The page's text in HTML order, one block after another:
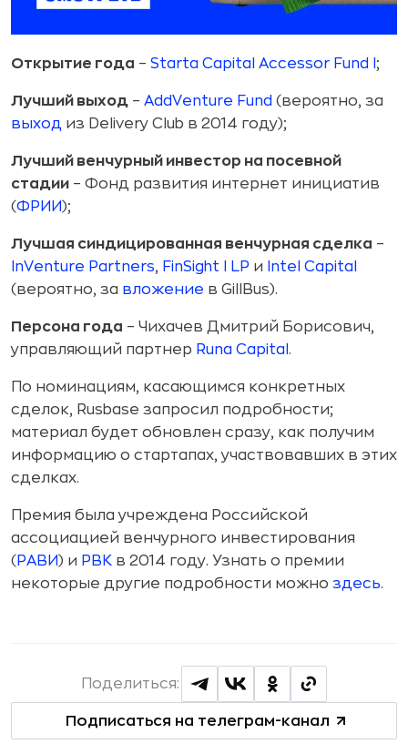
Открытие года – Starta Capital Accessor Fund I ;
Лучший выход – AddVenture Fund (вероятно, за
выход из Delivery Club в 2014 году);
Лучший венчурный инвестор на посевной
стадии – Фонд развития интернет инициатив
(ФРИИ);
Лучшая синдицированная венчурная сделка –
InVenture Partners, FinSight I LP и
Intel Capital
(вероятно, за вложение в GillBus).
Персона года – Чихачев Дмитрий Борисович,
управляющий партнер Runa Capital .
По номинациям, касающимся конкретных
сделок, Rusbase запросил подробности;
материал будет обновлен сразу, как получим
информацию о стартапах, участвовавших в этих
сделках.
Премия была учреждена Российской
ассоциацией венчурного инвестирования
( РАВИ) и РВК в 2014 году. Узнать о премии
некоторые другие подробности можно здесь.
Подписаться на телеграм-канал
Поделиться: